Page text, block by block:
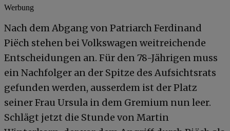
Werbung
Nach dem Abgang von Patriarch Ferdinand
Piëch stehen bei Volkswagen weitreichende
Entscheidungen an. Für den 78-Jährigen muss
ein Nachfolger an der Spitze des Aufsichtsrats
gefunden werden, ausserdem ist der Platz
seiner Frau Ursula in dem Gremium nun leer.
Schlägt jetzt die Stunde von Martin